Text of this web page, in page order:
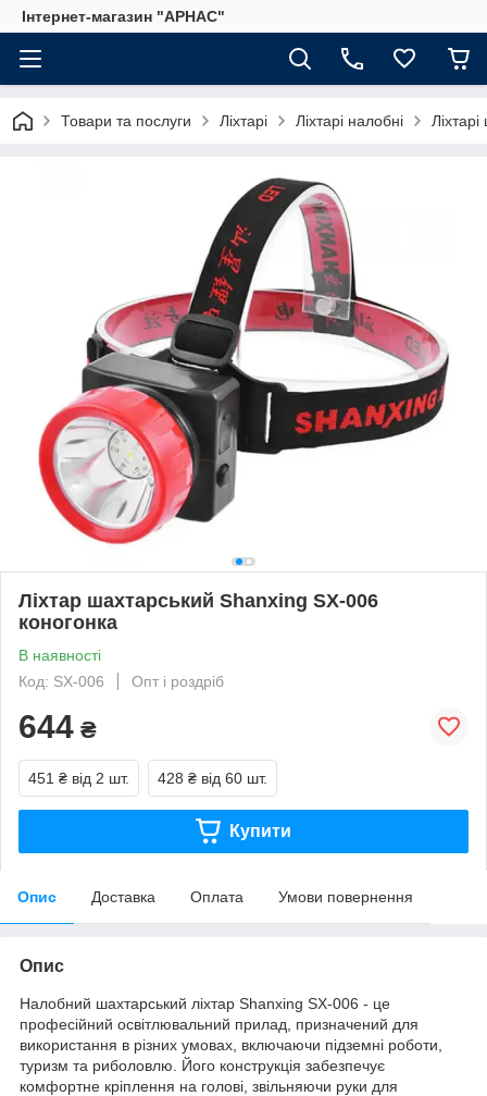
Інтернет-магазин "АРНАС"
Товари та послуги Ліхтарі Ліхтарі налобні
Ліхтар шахтарський Shanxing SX-006
коногонка
В наявності
Код: SX-006
Опт і роздріб
644 ₴
451 ₴ від 2 шт. 428 ₴ від 60 шт.
Купити
Опис Доставка Оплата Умови повернення
Опис
Налобний шахтарський ліхтар Shanxing SX-006 - це
професійний освітлювальний прилад, призначений для
використання в різних умовах, включаючи підземні роботи,
туризм та риболовлю. Його конструкція забезпечує
комфортне кріплення на голові, звільняючи руки для